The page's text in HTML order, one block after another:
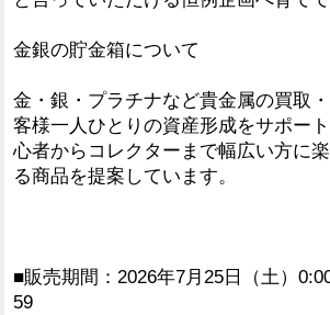
金銀の貯金箱について
金・銀・プラチナなど貴金属の買取
客様一人ひとりの資産形成をサポー
心者からコレクターまで幅広い方に
る商品を提案しています。
■販売期間：2026年7月25日（土）
59